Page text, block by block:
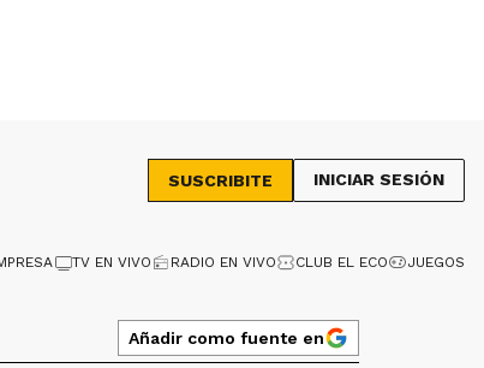
SUSCRIBITE INICIAR SESIÓN
TV EN VIVO RADIO EN VIVO CLUB EL ECO JUEGOS
Añadir como fuente en